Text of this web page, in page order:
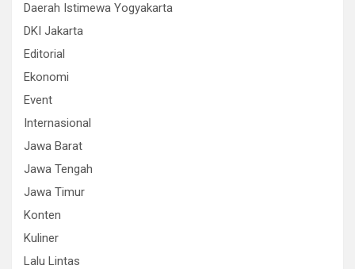
Daerah Istimewa Yogyakarta
DKI Jakarta
Editorial
Ekonomi
Event
Internasional
Jawa Barat
Jawa Tengah
Jawa Timur
Konten
Kuliner
Lalu Lintas